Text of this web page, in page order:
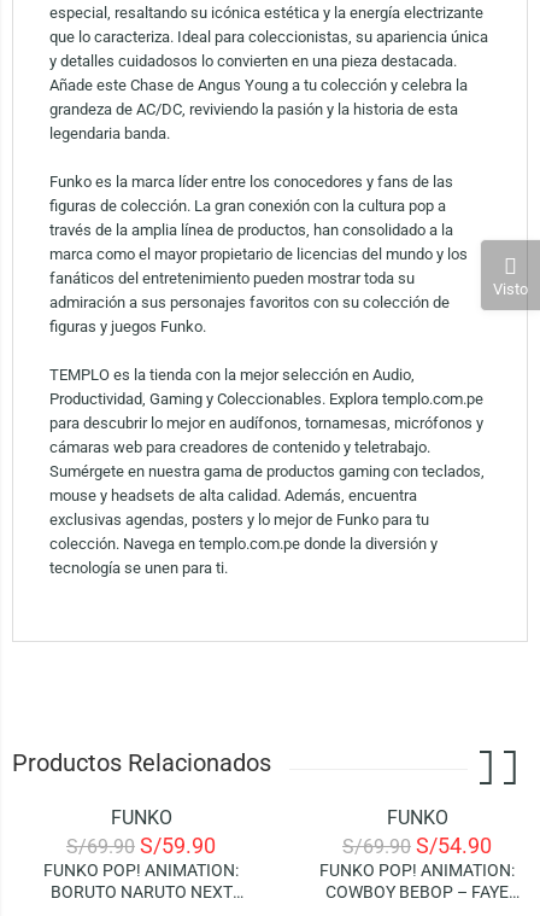
especial, resaltando su icónica estética y la energía electrizante
que lo caracteriza. Ideal para coleccionistas, su apariencia única
y detalles cuidadosos lo convierten en una pieza destacada.
Añade este Chase de Angus Young a tu colección y celebra la
grandeza de AC/DC, reviviendo la pasión y la historia de esta
legendaria banda.
Funko es la marca líder entre los conocedores y fans de las
figuras de colección. La gran conexión con la cultura pop a
través de la amplia línea de productos, han consolidado a la
marca como el mayor propietario de licencias del mundo y los
fanáticos del entretenimiento pueden mostrar toda su
admiración a sus personajes favoritos con su colección de
figuras y juegos Funko.
TEMPLO es la tienda con la mejor selección en Audio,
Productividad, Gaming y Coleccionables. Explora templo.com.pe
para descubrir lo mejor en audífonos, tornamesas, micrófonos y
cámaras web para creadores de contenido y teletrabajo.
Sumérgete en nuestra gama de productos gaming con teclados,
mouse y headsets de alta calidad. Además, encuentra
exclusivas agendas, posters y lo mejor de Funko para tu
colección. Navega en templo.com.pe donde la diversión y
tecnología se unen para ti.
Productos Relacionados
FUNKO
S/69.90 S/59.90
FUNKO POP! ANIMATION:
BORUTO NARUTO NEXT
FUNKO
S/69.90 S/54.90
FUNKO POP! ANIMATION:
COWBOY BEBOP – FAYE
Visto